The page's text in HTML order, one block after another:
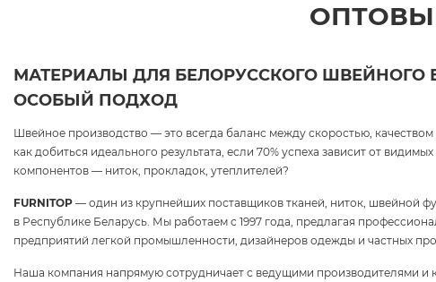
МАТЕРИАЛЫ ДЛЯ БЕЛОРУССКОГО ШВЕЙНОГО
ОСОБЫЙ ПОДХОД
Швейное производство — это всегда баланс между скоростью,
как добиться идеального результата, если 70% успеха зависит от
компонентов — ниток, прокладок, утеплителей?
FURNITOP — один из крупнейших поставщиков тканей, ниток, швейной
в Республике Беларусь. Мы работаем с 1997 года, предлагая
предприятий легкой промышленности, дизайнеров одежды и частных
Наша компания напрямую сотрудничает с ведущими производителями и